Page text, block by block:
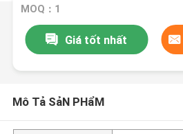
MOQ：1
Giá tốt nhất
Mô Tả SảN PHẩM